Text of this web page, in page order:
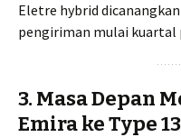
Eletre hybrid
pengiriman mulai kuartal
3. Masa Depan
Emira ke Type